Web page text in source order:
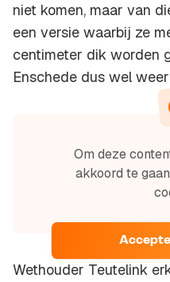
niet komen, maar van
een versie waarbij ze
centimeter dik worden
Enschede dus wel
Om deze
akkoord te
Wethouder Teutelink